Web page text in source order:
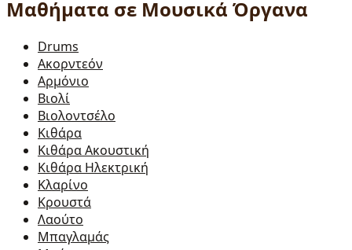
Μαθήματα σε Μουσικά Όργανα
Drums
Ακορντεόν
Αρμόνιο
Βιολί
Βιολοντσέλο
Κιθάρα
Κιθάρα Ακουστική
Κιθάρα Ηλεκτρική
Κλαρίνο
Κρουστά
Λαούτο
Μπαγλαμάς